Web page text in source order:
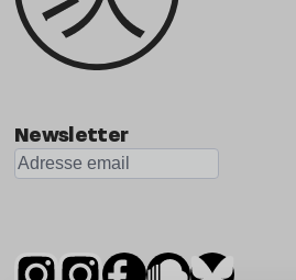
Newsletter